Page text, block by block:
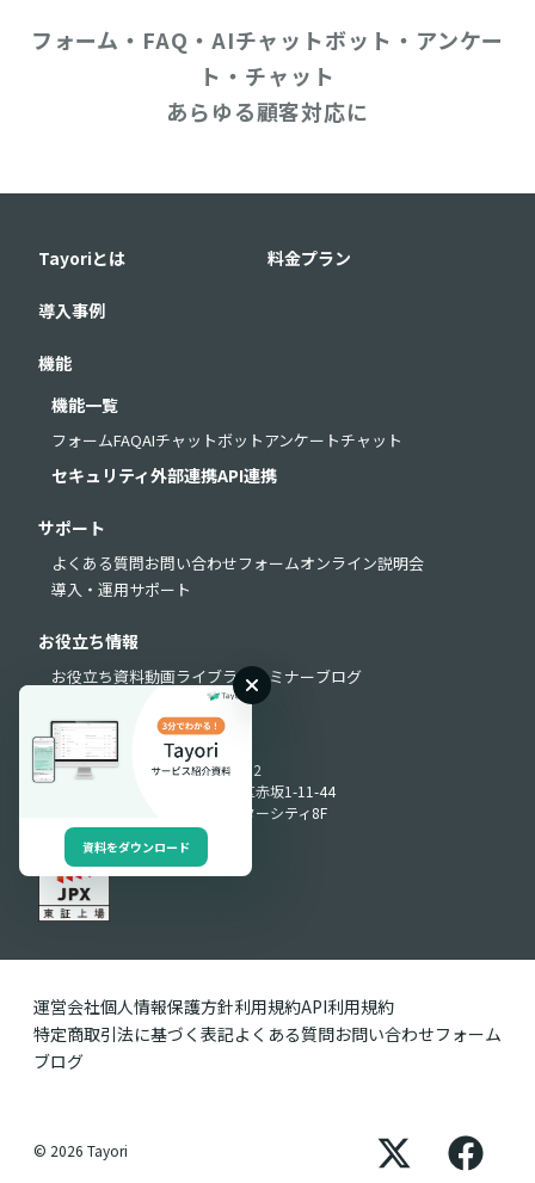
フォーム・FAQ・AIチャットボット・アンケー
ト・チャット
あらゆる顧客対応に
Tayoriとは 料金プラン
導入事例
機能
機能一覧
フォームFAQAIチャットボットアンケートチャット
セキュリティ外部連携API連携
サポート
よくある質問お問い合わせフォームオンライン説明会
導入・運用サポート
お役立ち情報
お役立ち資料動画ライブラリセミナーブログ
Produced by
〒107-0052
東京都港区赤坂1-11-44
赤坂インターシティ8F
運営会社個人情報保護方針利用規約API利用規約
特定商取引法に基づく表記よくある質問お問い合わせフォーム
ブログ
© 2026 Tayori
資料をダウンロード